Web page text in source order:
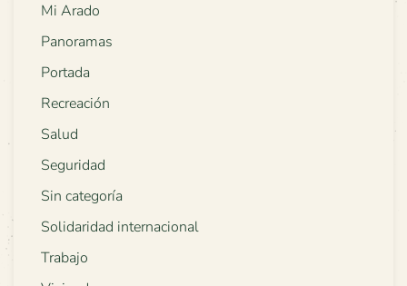
Mi Arado
Panoramas
Portada
Recreación
Salud
Seguridad
Sin categoría
Solidaridad internacional
Trabajo